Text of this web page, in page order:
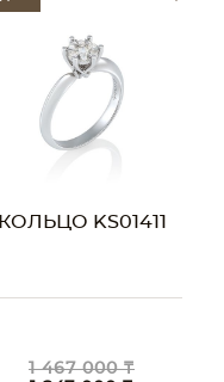
КОЛЬЦО KS01411
1 467 000 ₸